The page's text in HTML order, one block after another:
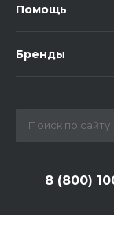
Помощь
Бренды
8 (800)